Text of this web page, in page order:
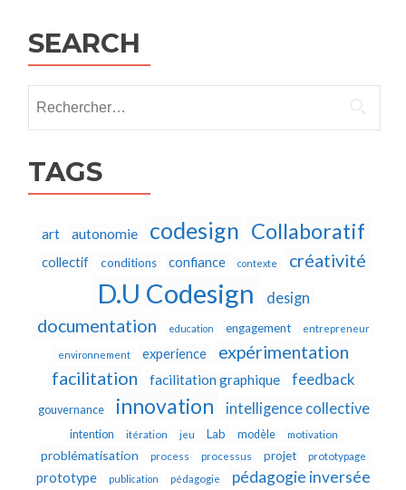
SEARCH
TAGS
art autonomie codesign Collaboratif
collectif conditions confiance contexte créativité
D.U Codesign design
documentation education engagement entrepreneur
environnement experience
expérimentation
facilitation
facilitation graphique feedback
gouvernance innovation intelligence collective
intention itération jeu Lab modèle motivation
problématisation process processus projet prototypage
prototype publication pédagogie pédagogie inversée